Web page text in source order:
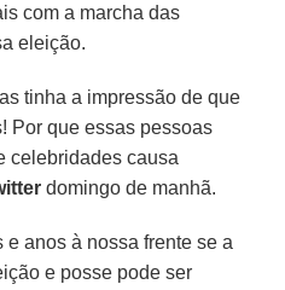
com a marcha das
eleição.
tinha a impressão de que
Por que essas pessoas
celebridades causa
domingo de manhã.
anos à nossa frente se a
e posse pode ser